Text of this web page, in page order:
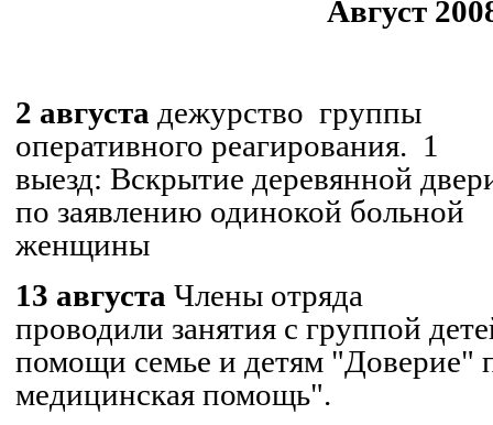
Август
2 августа дежурство группы
оперативного реагирования. 1
выезд: Вскрытие деревянной
по заявлению одинокой больной
женщины
13 августа Члены отряда
проводили занятия с группой
помощи семье и детям "Доверие"
медицинская помощь".